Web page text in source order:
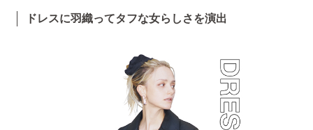
ドレスに羽織ってタフな女らしさを演出